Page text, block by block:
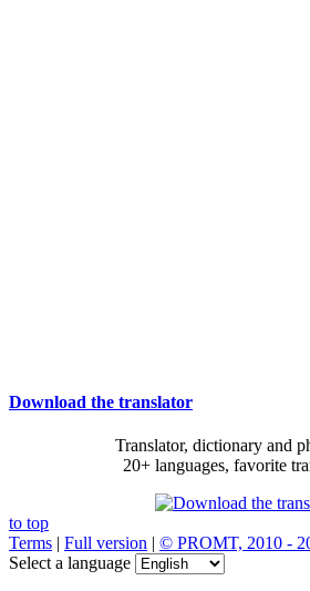
Download the translator
Translator, dictionary and
20+ languages, favorite
to top
Terms | Full version | © PROMT, 2010 -
Select a language